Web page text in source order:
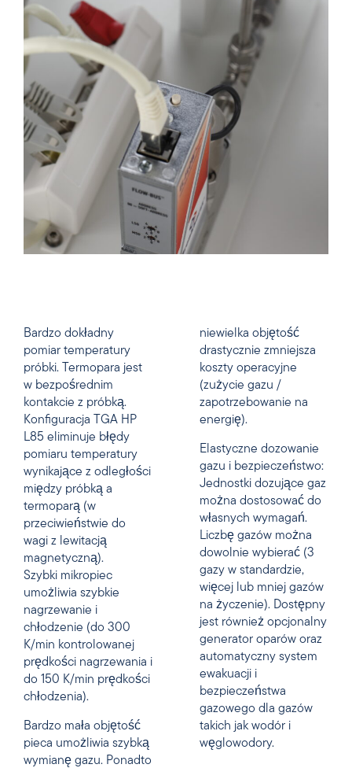
Bardzo dokładny
pomiar temperatury
próbki. Termopara jest
w bezpośrednim
kontakcie z próbką.
Konfiguracja TGA HP
L85 eliminuje błędy
pomiaru temperatury
wynikające z odległości
między próbką a
termoparą (w
przeciwieństwie do
wagi z lewitacją
magnetyczną).
Szybki mikropiec
umożliwia szybkie
nagrzewanie i
chłodzenie (do 300
K/min kontrolowanej
prędkości nagrzewania i
do 150 K/min prędkości
chłodzenia).
Bardzo mała objętość
pieca umożliwia szybką
wymianę gazu. Ponadto
niewielka objętość
drastycznie zmniejsza
koszty operacyjne
(zużycie gazu /
zapotrzebowanie na
energię).
Elastyczne dozowanie
gazu i bezpieczeństwo:
Jednostki dozujące gaz
można dostosować do
własnych wymagań.
Liczbę gazów można
dowolnie wybierać (3
gazy w standardzie,
więcej lub mniej gazów
na życzenie). Dostępny
jest również opcjonalny
generator oparów oraz
automatyczny system
ewakuacji i
bezpieczeństwa
gazowego dla gazów
takich jak wodór i
węglowodory.